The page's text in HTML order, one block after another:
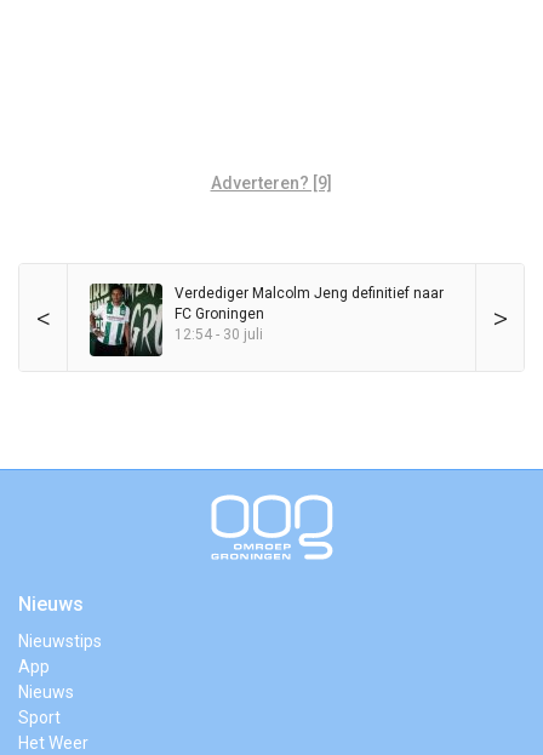
Adverteren? [9]
< >
Verdediger Malcolm Jeng definitief naar
FC Groningen
12:54 - 30 juli
Nieuws
Nieuwstips
App
Nieuws
Sport
Het Weer